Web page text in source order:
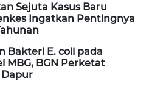
Sejuta Kasus Baru
Ingatkan Pentingnya
Bakteri E. coli pada
MBG, BGN Perketat